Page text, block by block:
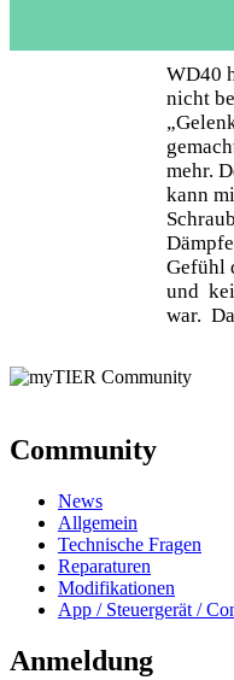
WD40
nicht
mehr.
kann
Gefühl
und
war.
Community
News
Allgemein
Technische Fragen
Reparaturen
Modifikationen
App / Steuergerät /
Anmeldung